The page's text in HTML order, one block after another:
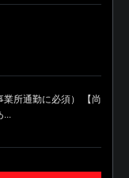
業所通勤に必須） 【尚
...